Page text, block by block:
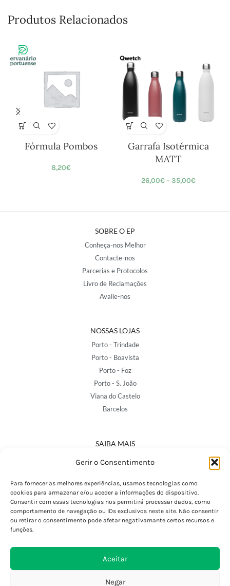
Gerir o Consentimento
Para fornecer as melhores experiências, usamos tecnologias como
cookies para armazenar e/ou aceder a informações do dispositivo.
Consentir com essas tecnologias nos permitirá processar dados, como
comportamento de navegação ou IDs exclusivos neste site. Não consentir
ou retirar o consentimento pode afetar negativamante certos recursos e
funções.
Aceitar
Negar
Produtos Relacionados
Fórmula Pombos
8,20€
Garrafa Isotérmica
MATT
26,00€ – 35,00€
SOBRE O EP
Conheça-nos Melhor
Contacte-nos
Parcerias e Protocolos
Livro de Reclamações
Avalie-nos
NOSSAS LOJAS
Porto - Trindade
Porto - Boavista
Porto - Foz
Porto - S. João
Viana do Castelo
Barcelos
SAIBA MAIS
Política de Privacidade
Termos e Condições
Perguntas Frequentes
Custos de Envio
Encomendas Internacionais
Devoluções e Trocas